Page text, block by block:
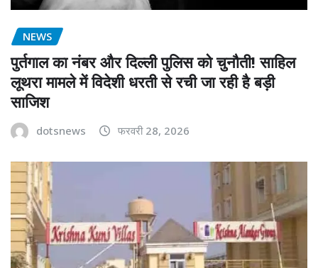
NEWS
पुर्तगाल का नंबर और दिल्ली पुलिस को चुनौती! साहिल
लूथरा मामले में विदेशी धरती से रची जा रही है बड़ी
साजिश
dotsnews फरवरी 28, 2026